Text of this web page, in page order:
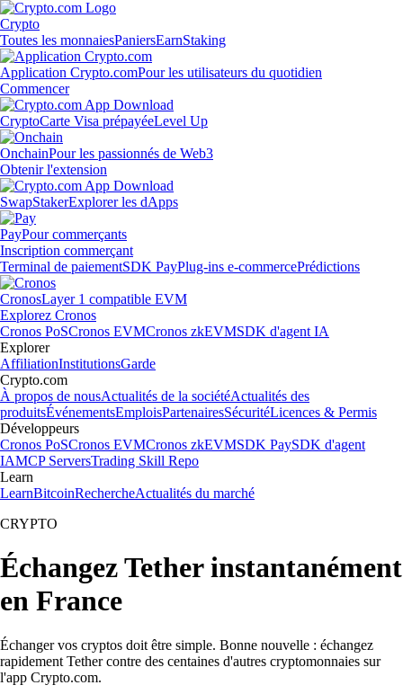
Crypto
Toutes les monnaiesPaniersEarnStaking
Application Crypto.comPour les utilisateurs du quotidien
Commencer
CryptoCarte Visa prépayéeLevel Up
OnchainPour les passionnés de Web3
Obtenir l'extension
SwapStakerExplorer les dApps
PayPour commerçants
Inscription commerçant
Terminal de paiementSDK PayPlug-ins e-commercePrédictions
CronosLayer 1 compatible EVM
Explorez Cronos
Cronos PoSCronos EVMCronos zkEVMSDK d'agent IA
Explorer
AffiliationInstitutionsGarde
Crypto.com
À propos de nousActualités de la sociétéActualités des
produitsÉvénementsEmploisPartenairesSécuritéLicences & Permis
Développeurs
Cronos PoSCronos EVMCronos zkEVMSDK PaySDK d'agent
IAMCP ServersTrading Skill Repo
Learn
LearnBitcoinRechercheActualités du marché
CRYPTO
Échangez Tether instantanément
en France
Échanger vos cryptos doit être simple. Bonne nouvelle : échangez
rapidement Tether contre des centaines d'autres cryptomonnaies sur
l'app Crypto.com.